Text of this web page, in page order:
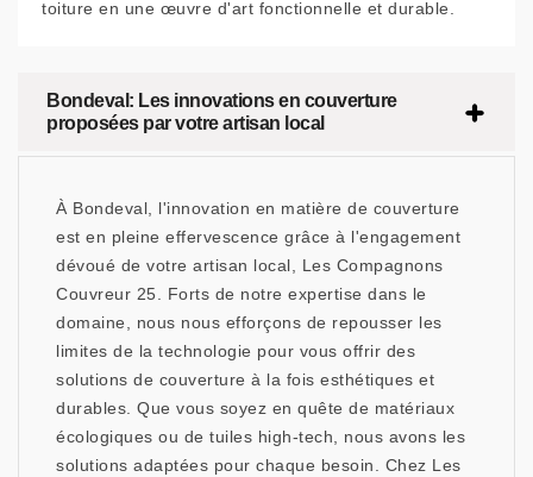
toiture en une œuvre d'art fonctionnelle et durable.
Bondeval: Les innovations en couverture
proposées par votre artisan local
À Bondeval, l'innovation en matière de couverture
est en pleine effervescence grâce à l'engagement
dévoué de votre artisan local, Les Compagnons
Couvreur 25. Forts de notre expertise dans le
domaine, nous nous efforçons de repousser les
limites de la technologie pour vous offrir des
solutions de couverture à la fois esthétiques et
durables. Que vous soyez en quête de matériaux
écologiques ou de tuiles high-tech, nous avons les
solutions adaptées pour chaque besoin. Chez Les